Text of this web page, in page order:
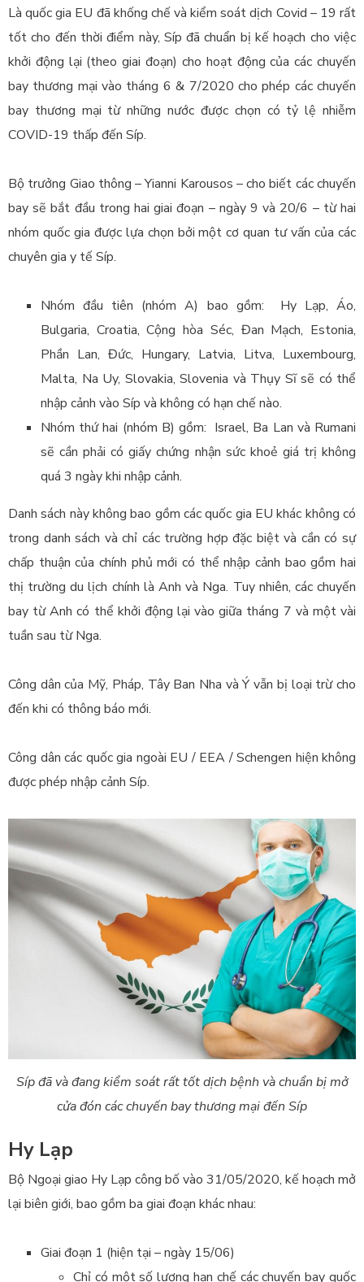
Là quốc gia EU đã khống chế và kiểm soát dịch Covid – 19 rất
tốt cho đến thời điểm này, Síp đã chuẩn bị kế hoạch cho việc
khởi động lại (theo giai đoạn) cho hoạt động của các chuyến
bay thương mại vào tháng 6 & 7/2020 cho phép các chuyến
bay thương mại từ những nước được chọn có tỷ lệ nhiễm
COVID-19 thấp đến Síp.
Bộ trưởng Giao thông – Yianni Karousos – cho biết các chuyến
bay sẽ bắt đầu trong hai giai đoạn – ngày 9 và 20/6 – từ hai
nhóm quốc gia được lựa chọn bởi một cơ quan tư vấn của các
chuyên gia y tế Síp.
Nhóm đầu tiên (nhóm A) bao gồm: Hy Lạp,Áo,
Bulgaria, Croatia, Cộng hòa Séc, Đan Mạch, Estonia,
Phần Lan, Đức, Hungary, Latvia, Litva, Luxembourg,
Malta, Na Uy, Slovakia, Slovenia và Thụy Sĩ sẽ có thể
nhập cảnh vào Síp và không có hạn chế nào.
Nhóm thứ hai (nhóm B) gồm: Israel, Ba Lan và Rumani
sẽ cần phải có giấy chứng nhận sức khoẻ giá trị không
quá 3 ngày khi nhập cảnh.
Danh sách này không bao gồm các quốc gia EU khác không có
trong danh sách và chỉ các trường hợp đặc biệt và cần có sự
chấp thuận của chính phủ mới có thể nhập cảnh bao gồm hai
thị trường du lịch chính là Anh và Nga. Tuy nhiên, các chuyến
bay từ Anh có thể khởi động lại vào giữa tháng 7 và một vài
tuần sau từ Nga.
Công dân của Mỹ, Pháp, Tây Ban Nha và Ý vẫn bị loại trừ cho
đến khi có thông báo mới.
Công dân các quốc gia ngoài EU / EEA / Schengen hiện không
được phép nhập cảnh Síp.
Síp đã và đang kiểm soát rất tốt dịch bệnh và chuẩn bị mở
cửa đón các chuyến bay thương mại đến Síp
Hy Lạp
Bộ Ngoại giao Hy Lạp công bố vào 31/05/2020, kế hoạch mở
lại biên giới, bao gồm ba giai đoạn khác nhau:
Giai đoạn 1 (hiện tại – ngày 15/06)
Chỉ có một số lượng hạn chế các chuyến bay quốc